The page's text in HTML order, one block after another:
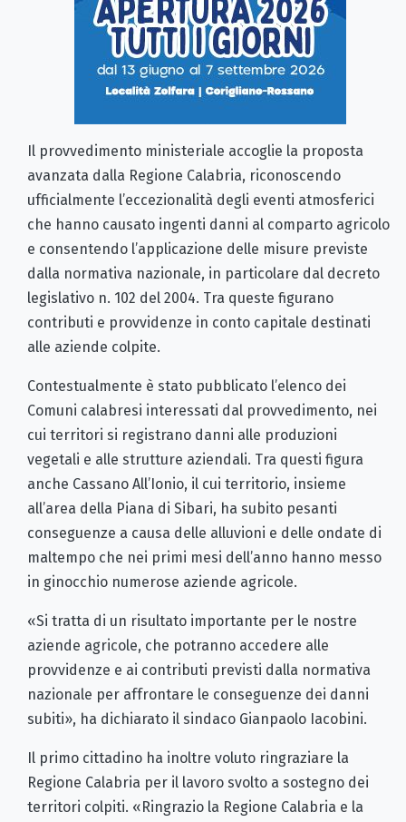
Il provvedimento ministeriale accoglie la proposta
avanzata dalla Regione Calabria, riconoscendo
ufficialmente l’eccezionalità degli eventi atmosferici
che hanno causato ingenti danni al comparto agricolo
e consentendo l’applicazione delle misure previste
dalla normativa nazionale, in particolare dal decreto
legislativo n. 102 del 2004. Tra queste figurano
contributi e provvidenze in conto capitale destinati
alle aziende colpite.
Contestualmente è stato pubblicato l’elenco dei
Comuni calabresi interessati dal provvedimento, nei
cui territori si registrano danni alle produzioni
vegetali e alle strutture aziendali. Tra questi figura
anche Cassano All’Ionio, il cui territorio, insieme
all’area della Piana di Sibari, ha subito pesanti
conseguenze a causa delle alluvioni e delle ondate di
maltempo che nei primi mesi dell’anno hanno messo
in ginocchio numerose aziende agricole.
«Si tratta di un risultato importante per le nostre
aziende agricole, che potranno accedere alle
provvidenze e ai contributi previsti dalla normativa
nazionale per affrontare le conseguenze dei danni
subiti», ha dichiarato il sindaco Gianpaolo Iacobini.
Il primo cittadino ha inoltre voluto ringraziare la
Regione Calabria per il lavoro svolto a sostegno dei
territori colpiti. «Ringrazio la Regione Calabria e la